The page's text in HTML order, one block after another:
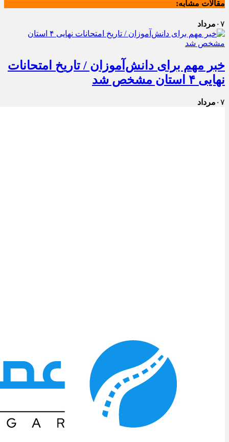
مقالات مشابه:
۰۷ مرداد
خبر مهم برای دانش‌آموزان / تاریخ امتحانات
نهایی ۴ استان مشخص شد
۰۷ مرداد